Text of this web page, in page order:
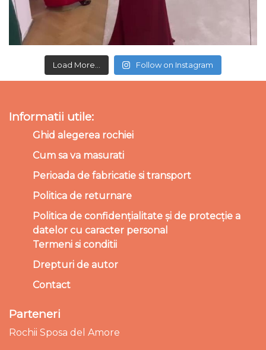
Load More... Follow on Instagram
Informatii utile:
Ghid alegerea rochiei
Cum sa va masurati
Perioada de fabricatie si transport
Politica de returnare
Politica de confidențialitate și de protecție a
datelor cu caracter personal
Termeni si conditii
Drepturi de autor
Contact
Parteneri
Rochii Sposa del Amore